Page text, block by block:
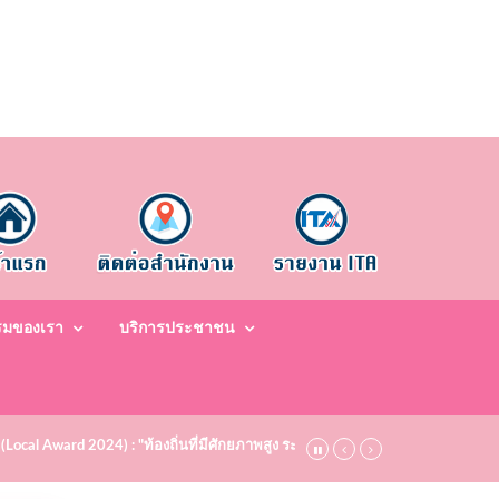
ของเรา บริการประชาชน
Award 2024) : "ท้องถิ่นที่มีศักยภาพสูง ระดับชมเชย (Bronze)" ประจำปี พ.